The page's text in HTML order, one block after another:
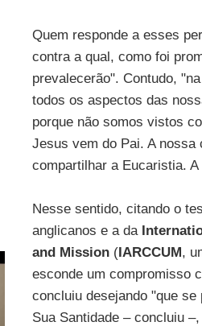
Quem responde a esses
contra a qual, como foi
prevalecerão". Contudo,
todos os aspectos das
porque não somos vistos
Jesus vem do Pai. A nossa
compartilhar a Eucaristia.
Nesse sentido, citando o
anglicanos e a da
and Mission(IARCCUM,
esconde um compromisso
concluiu desejando "que
Sua Santidade – concluiu